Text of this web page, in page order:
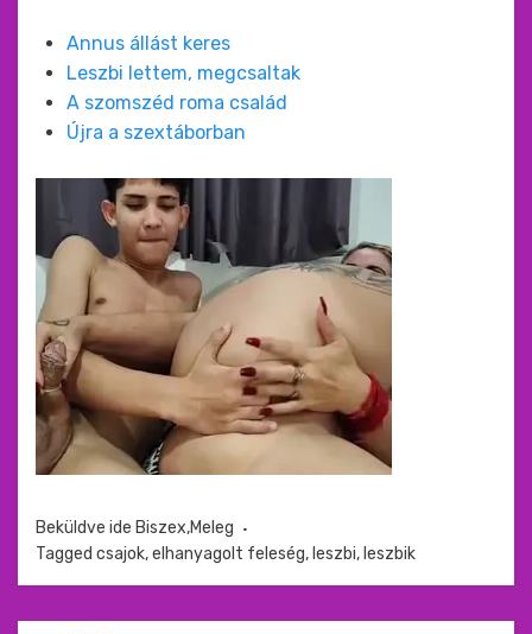
Annus állást keres
Leszbi lettem, megcsaltak
A szomszéd roma család
Újra a szextáborban
Beküldve ide Biszex,Meleg
Tagged csajok,elhanyagolt feleség, leszbi, leszbik